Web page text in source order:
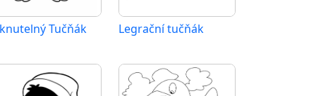
Tučňák Legrační tučňák